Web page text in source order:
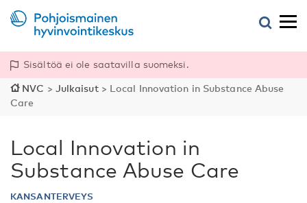
Sisältöä ei ole saatavilla suomeksi.
NVC > Julkaisut> Local Innovation in Substance Abuse
Care
Local Innovation in
Substance Abuse Care
KANSANTERVEYS